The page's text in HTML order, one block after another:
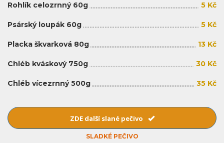
Rohlík celozrnný 60g 5 Kč
Psárský loupák 60g 5 Kč
Placka škvarková 80g 13 Kč
Chléb kváskový 750g 30 Kč
Chléb vícezrnný 500g 35 Kč
ZDE další slané pečivo
SLADKÉ PEČIVO